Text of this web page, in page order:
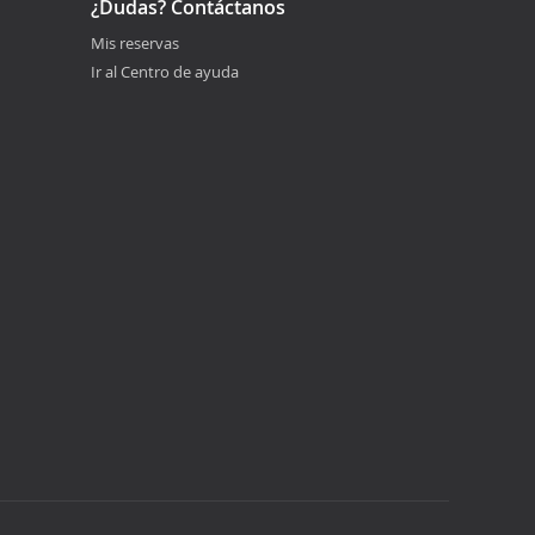
¿Dudas? Contáctanos
Mis reservas
Ir al Centro de ayuda